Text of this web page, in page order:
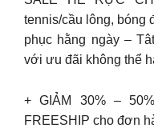
tennis/cầu lông, bóng
phục hằng ngày –
với ưu đãi không thể
+ GIẢM 30% –
FREESHIP cho đơn